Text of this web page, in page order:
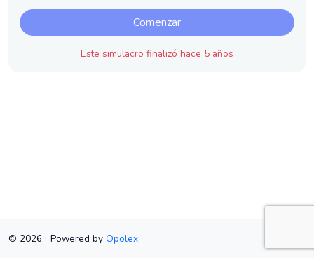
Comenzar
Este simulacro finalizó hace 5 años
© 2026 Powered by Opolex.